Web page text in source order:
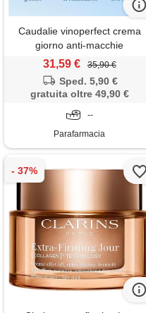
Caudalie vinoperfect crema
giorno anti-macchie
niacinamide 50ml
31,59 € 35,90 €
Sped. 5,90 €
gratuita oltre 49,90 €
--
Parafarmacia